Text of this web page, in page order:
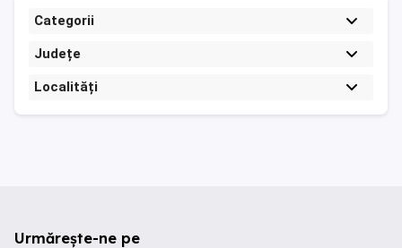
Categorii
Județe
Localități
Urmărește-ne pe